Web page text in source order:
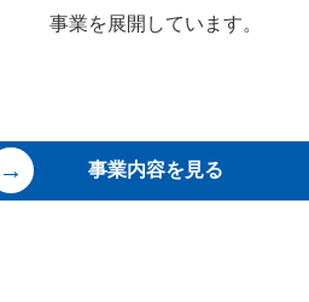
事業を展開しています。
→ 事業内容を見る